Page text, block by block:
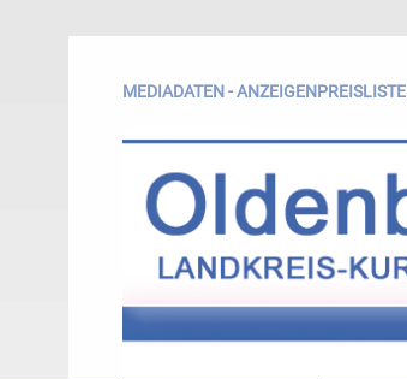
MEDIADATEN - ANZEIGENPREISLISTE